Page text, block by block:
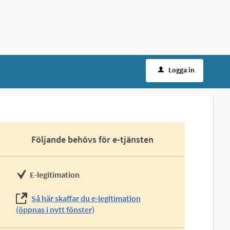
Logga in
Följande behövs för e-tjänsten
E-legitimation
Så här skaffar du e-legitimation
(öppnas i nytt fönster)